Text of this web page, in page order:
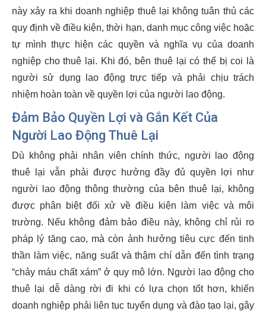
này xảy ra khi doanh nghiệp thuê lại không tuân thủ các
quy định về điều kiện, thời hạn, danh mục công việc hoặc
tự mình thực hiện các quyền và nghĩa vụ của doanh
nghiệp cho thuê lại. Khi đó, bên thuê lại có thể bị coi là
người sử dụng lao động trực tiếp và phải chịu trách
nhiệm hoàn toàn về quyền lợi của người lao động.
Đảm Bảo Quyền Lợi và Gắn Kết Của
Người Lao Động Thuê Lại
Dù không phải nhân viên chính thức, người lao động
thuê lại vẫn phải được hưởng đầy đủ quyền lợi như
người lao động thông thường của bên thuê lại, không
được phân biệt đối xử về điều kiện làm việc và môi
trường. Nếu không đảm bảo điều này, không chỉ rủi ro
pháp lý tăng cao, mà còn ảnh hưởng tiêu cực đến tinh
thần làm việc, năng suất và thậm chí dẫn đến tình trạng
“chảy máu chất xám” ở quy mô lớn. Người lao động cho
thuê lại dễ dàng rời đi khi có lựa chọn tốt hơn, khiến
doanh nghiệp phải liên tục tuyển dụng và đào tạo lại, gây